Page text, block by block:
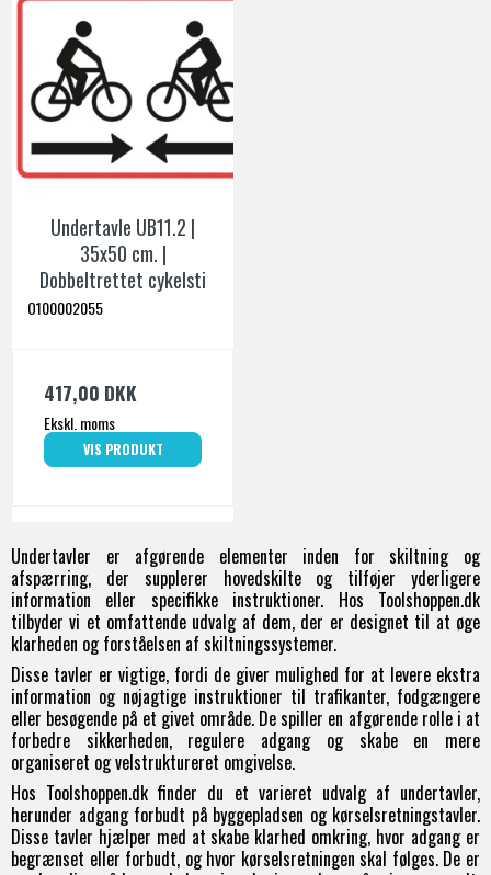
Undertavle UB11.2 |
35x50 cm. |
Dobbeltrettet cykelsti
O100002055
417,00 DKK
Ekskl. moms
VIS PRODUKT
Undertavler er afgørende elementer inden for skiltning og
afspærring, der supplerer hovedskilte og tilføjer yderligere
information eller specifikke instruktioner. Hos Toolshoppen.dk
tilbyder vi et omfattende udvalg af dem, der er designet til at øge
klarheden og forståelsen af skiltningssystemer.
Disse tavler er vigtige, fordi de giver mulighed for at levere ekstra
information og nøjagtige instruktioner til trafikanter, fodgængere
eller besøgende på et givet område. De spiller en afgørende rolle i at
forbedre sikkerheden, regulere adgang og skabe en mere
organiseret og velstruktureret omgivelse.
Hos Toolshoppen.dk finder du et varieret udvalg af undertavler,
herunder adgang forbudt på byggepladsen og kørselsretningstavler.
Disse tavler hjælper med at skabe klarhed omkring, hvor adgang er
begrænset eller forbudt, og hvor kørselsretningen skal følges. De er